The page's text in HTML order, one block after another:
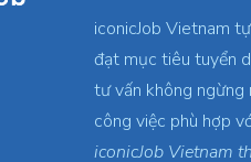
iconicJob Vietnam
đạt mục tiêu tuyển
tư vấn không
công việc phù hợp
iconicJob Vietnam